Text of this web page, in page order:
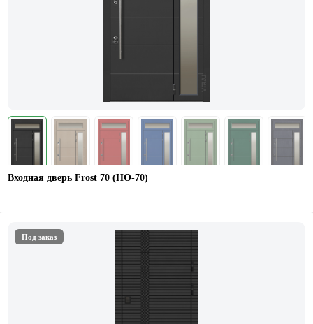
Входная дверь Frost 70 (НO-70)
Под заказ